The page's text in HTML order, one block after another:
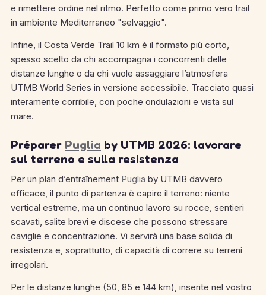
e rimettere ordine nel ritmo. Perfetto come primo vero trail
in ambiente Mediterraneo "selvaggio".
Infine, il Costa Verde Trail 10 km è il formato più corto,
spesso scelto da chi accompagna i concorrenti delle
distanze lunghe o da chi vuole assaggiare l’atmosfera
UTMB World Series in versione accessibile. Tracciato quasi
interamente corribile, con poche ondulazioni e vista sul
mare.
Préparer Puglia by UTMB 2026: lavorare
sul terreno e sulla resistenza
Per un plan d’entraînement Puglia by UTMB davvero
efficace, il punto di partenza è capire il terreno: niente
vertical estreme, ma un continuo lavoro su rocce, sentieri
scavati, salite brevi e discese che possono stressare
caviglie e concentrazione. Vi servirà una base solida di
resistenza e, soprattutto, di capacità di correre su terreni
irregolari.
Per le distanze lunghe (50, 85 e 144 km), inserite nel vostro